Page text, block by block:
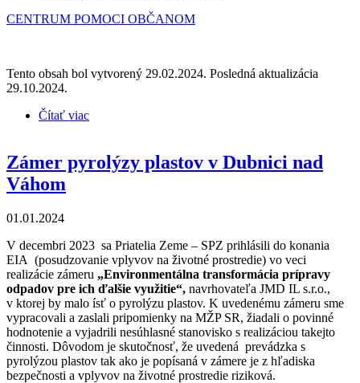
CENTRUM POMOCI OBČANOM
Tento obsah bol vytvorený 29.02.2024. Posledná aktualizácia
29.10.2024.
Čítať viac
Zámer pyrolýzy plastov v Dubnici nad
Váhom
01.01.2024
V decembri 2023 sa Priatelia Zeme – SPZ prihlásili do konania
EIA (posudzovanie vplyvov na životné prostredie) vo veci
realizácie zámeru „Environmentálna transformácia prípravy
odpadov pre ich ďalšie využitie“, navrhovateľa JMD IL s.r.o.,
v ktorej by malo ísť o pyrolýzu plastov. K uvedenému zámeru sme
vypracovali a zaslali pripomienky na MŽP SR, žiadali o povinné
hodnotenie a vyjadrili nesúhlasné stanovisko s realizáciou takejto
činnosti. Dôvodom je skutočnosť, že uvedená prevádzka s
pyrolýzou plastov tak ako je popísaná v zámere je z hľadiska
bezpečnosti a vplyvov na životné prostredie riziková.